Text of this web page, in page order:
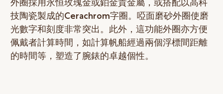
技陶瓷製成的Cerachrom字圈。啞面磨砂外圈使磨
光數字和刻度非常突出。此外，這功能外圈亦方便
佩戴者計算時間，如計算帆船經過兩個浮標間距離
的時間等，塑造了腕錶的卓越個性。